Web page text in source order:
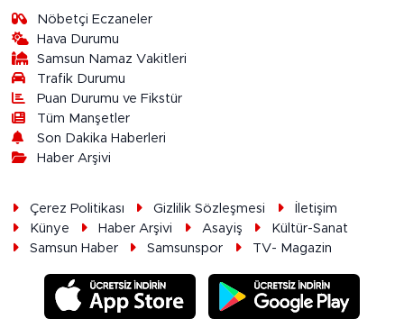
Nöbetçi Eczaneler
Hava Durumu
Samsun Namaz Vakitleri
Trafik Durumu
Puan Durumu ve Fikstür
Tüm Manşetler
Son Dakika Haberleri
Haber Arşivi
Çerez Politikası Gizlilik Sözleşmesi
İletişim
Künye
Haber Arşivi Asayiş
Kültür-Sanat
Samsun Haber
Samsunspor TV- Magazin